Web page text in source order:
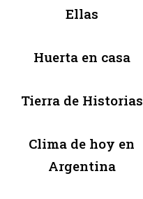
Ellas
Huerta en casa
Tierra de Historias
Clima de hoy en
Argentina